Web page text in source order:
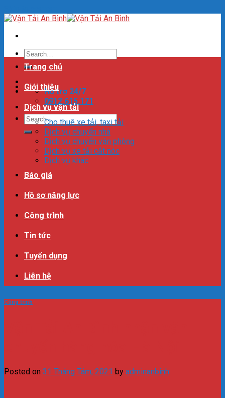
Hỗ trợ 24/7
0912.615.171
Trang chủ
Giới thiệu
Dịch vụ vận tải
Cho thuê xe tải, taxi tải
Dịch vụ chuyển nhà
Dịch vụ chuyển văn phòng
Dịch vụ xe tải cắt nóc
Dịch vụ khác
Báo giá
Hồ sơ năng lực
Công trình
Tin tức
Tuyển dụng
Liên hệ
Công trình
Posted on 31 Tháng Tám, 2021 by adminanbinh